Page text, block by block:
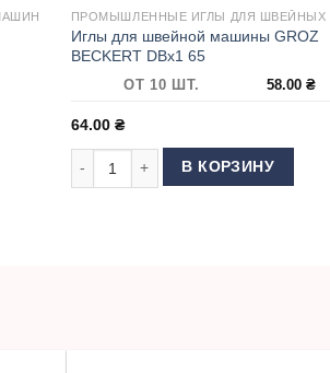
машины GROZ BECKERT DP5 110
ПРОМЫШЛЕННЫЕ ИГЛЫ ДЛЯ ШВЕЙНЫХ
Иглы для швейной машины GROZ
BECKERT DBx1 65
ОТ 10 ШТ. 58.00₴
64.00 ₴
Количество товара Иглы для
В КОРЗИНУ